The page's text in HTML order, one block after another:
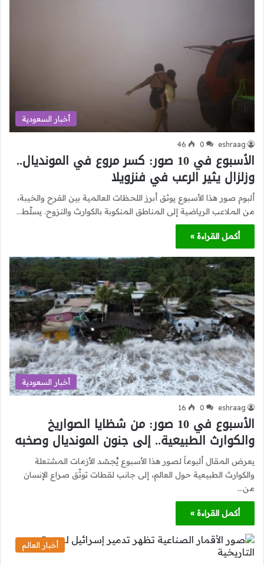
أخبار السعودية
eshraag
0
46
الأسبوع في 10 صور: كسر مروع في المونديال..
وزلزال يثير الرعب في فنزويلا
ألبوم صور هذا الأسبوع يوثق أبرز اللحظات العالمية بين الفرح والخيبة،
من الملاعب الرياضية إلى المناطق المنكوبة بالكوارث والنزوح. يسلّط…
أكمل القراءة »
أخبار السعودية
eshraag
0
16
الأسبوع في 10 صور: من شظايا الصواريخ
والكوارث الطبيعية.. إلى جنون المونديال وصخبه
يعرض المقال ألبوماً لصور هذا الأسبوع يُجسّد الأزمات المشتعلة
والكوارث الطبيعية حول العالم، إلى جانب لقطات توثّق صراع الإنسان
من…
أكمل القراءة »
أخبار العالم